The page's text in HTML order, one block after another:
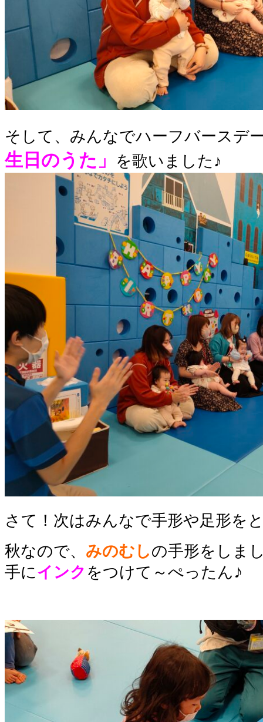
そして、みんなでハーフバースデ
生日のうた」 を歌いました♪
さて！次はみんなで手形や足形を
秋なので、 みのむしの手形をしま
手にインク をつけて～ぺったん ♪